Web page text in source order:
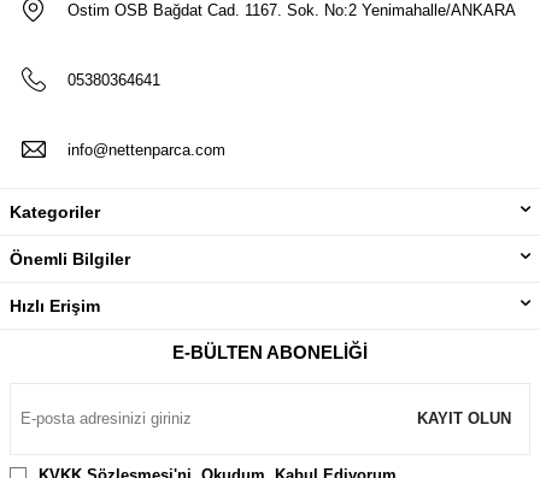
Ostim OSB Bağdat Cad. 1167. Sok. No:2 Yenimahalle/ANKARA
05380364641
info@nettenparca.com
Kategoriler
Önemli Bilgiler
Hızlı Erişim
E-BÜLTEN ABONELIĞI
KAYIT OLUN